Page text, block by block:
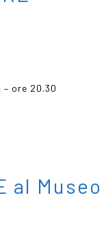
ore 20.30
al Museo